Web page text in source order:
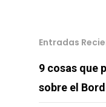
Entradas
9 cosas que
sobre el